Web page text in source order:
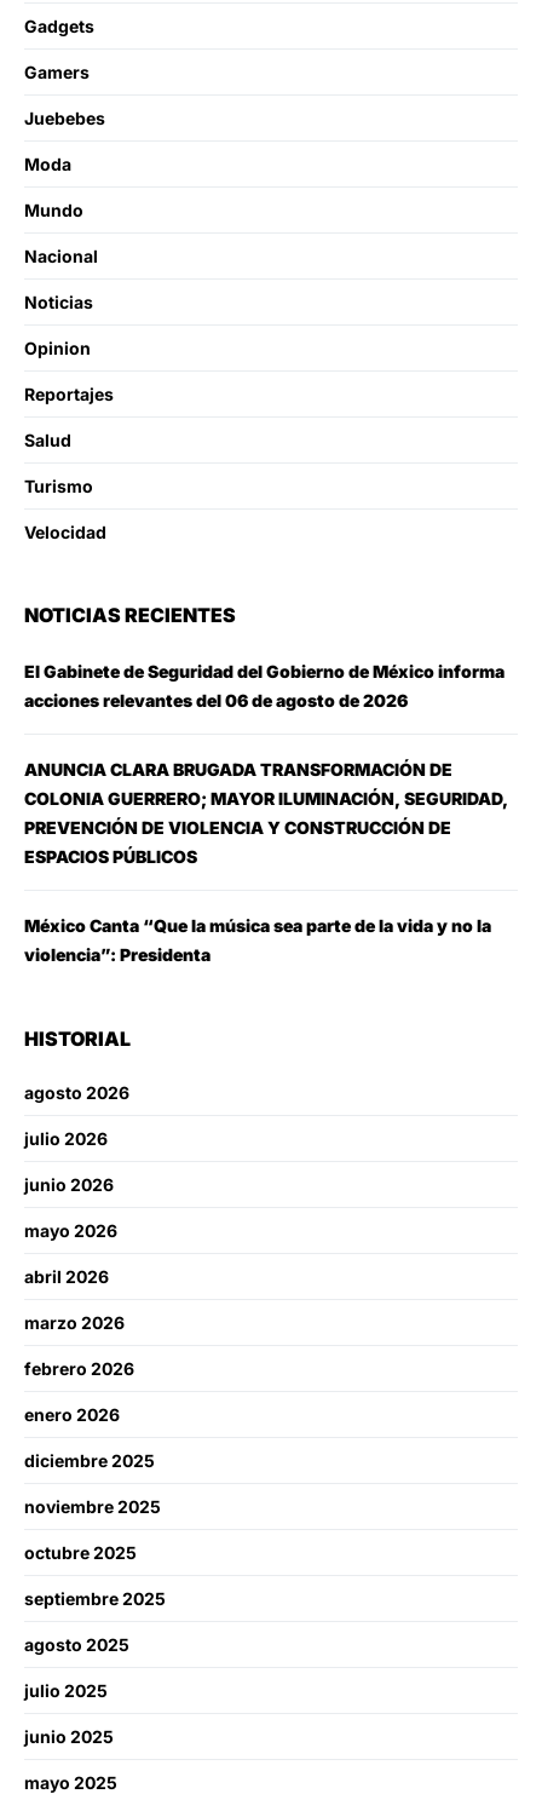
Gadgets
Gamers
Juebebes
Moda
Mundo
Nacional
Noticias
Opinion
Reportajes
Salud
Turismo
Velocidad
NOTICIAS RECIENTES
El Gabinete de Seguridad del Gobierno de México informa
acciones relevantes del 06 de agosto de 2026
ANUNCIA CLARA BRUGADA TRANSFORMACIÓN DE
COLONIA GUERRERO; MAYOR ILUMINACIÓN, SEGURIDAD,
PREVENCIÓN DE VIOLENCIA Y CONSTRUCCIÓN DE
ESPACIOS PÚBLICOS
México Canta “Que la música sea parte de la vida y no la
violencia”: Presidenta
HISTORIAL
agosto 2026
julio 2026
junio 2026
mayo 2026
abril 2026
marzo 2026
febrero 2026
enero 2026
diciembre 2025
noviembre 2025
octubre 2025
septiembre 2025
agosto 2025
julio 2025
junio 2025
mayo 2025